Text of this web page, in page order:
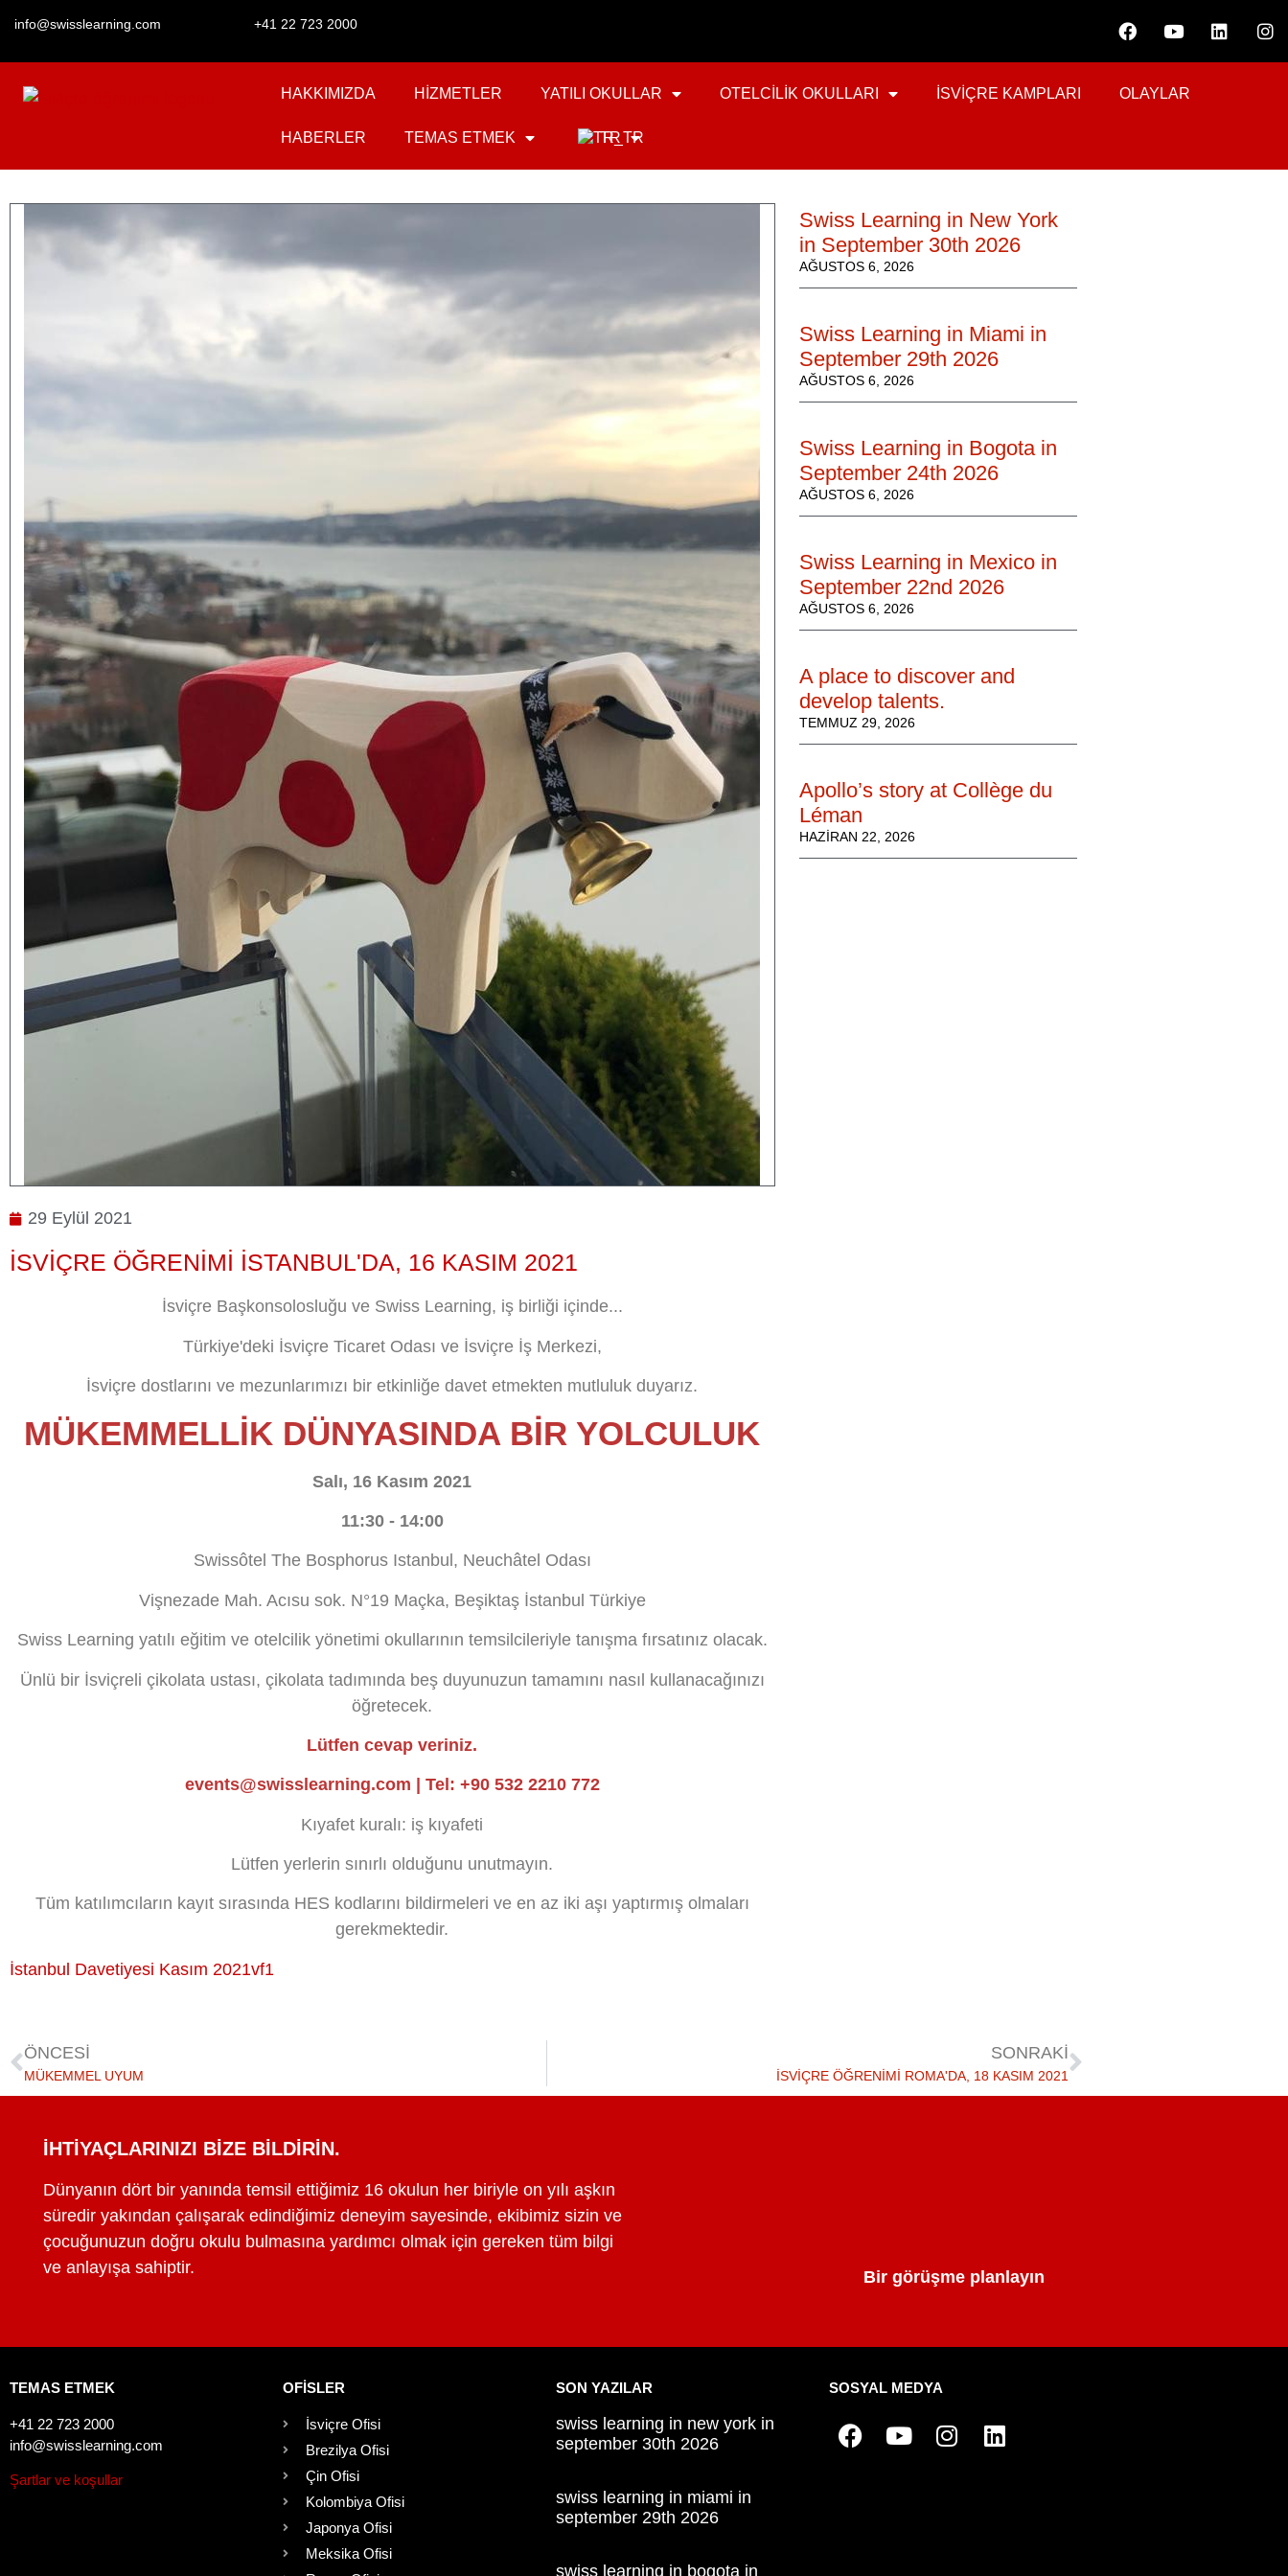
info@swisslearning.com +41 22 723 2000
HAKKIMIZDA HIZMETLER YATILI OKULLAR OTELCILIK OKULLARI İSVIÇRE KAMPLARI OLAYLAR
HABERLER TEMAS ETMEK TR
29 Eylül 2021
İSVIÇRE ÖĞRENIMI İSTANBUL'DA, 16 KASIM 2021
İsviçre Başkonsolosluğu ve Swiss Learning, iş birliği içinde...
Türkiye'deki İsviçre Ticaret Odası ve İsviçre İş Merkezi,
İsviçre dostlarını ve mezunlarımızı bir etkinliğe davet etmekten mutluluk duyarız.
MÜKEMMELLIK DÜNYASINDA BIR YOLCULUK
Salı, 16 Kasım 2021
11:30 - 14:00
Swissôtel The Bosphorus Istanbul, Neuchâtel Odası
Vişnezade Mah. Acısu sok. N°19 Maçka, Beşiktaş İstanbul Türkiye
Swiss Learning yatılı eğitim ve otelcilik yönetimi okullarının temsilcileriyle tanışma fırsatınız olacak.
Ünlü bir İsviçreli çikolata ustası, çikolata tadımında beş duyunuzun tamamını nasıl kullanacağınızı
öğretecek.
Lütfen cevap veriniz.
events@swisslearning.com | Tel: +90 532 2210 772
Kıyafet kuralı: iş kıyafeti
Lütfen yerlerin sınırlı olduğunu unutmayın.
Tüm katılımcıların kayıt sırasında HES kodlarını bildirmeleri ve en az iki aşı yaptırmış olmaları
gerekmektedir.
İstanbul Davetiyesi Kasım 2021vf1
Swiss Learning in New York
in September 30th 2026
AĞUSTOS 6, 2026
Swiss Learning in Miami in
September 29th 2026
AĞUSTOS 6, 2026
Swiss Learning in Bogota in
September 24th 2026
AĞUSTOS 6, 2026
Swiss Learning in Mexico in
September 22nd 2026
AĞUSTOS 6, 2026
A place to discover and
develop talents.
TEMMUZ 29, 2026
Apollo’s story at Collège du
Léman
HAZIRAN 22, 2026
ÖNCESI
MÜKEMMEL UYUM
SONRAKI
İSVIÇRE ÖĞRENIMI ROMA'DA, 18 KASIM 2021
İHTIYAÇLARINIZI BIZE BILDIRIN.
Dünyanın dört bir yanında temsil ettiğimiz 16 okulun her biriyle on yılı aşkın
süredir yakından çalışarak edindiğimiz deneyim sayesinde, ekibimiz sizin ve
çocuğunuzun doğru okulu bulmasına yardımcı olmak için gereken tüm bilgi
ve anlayışa sahiptir.
Bir görüşme planlayın
TEMAS ETMEK
+41 22 723 2000
info@swisslearning.com
Şartlar ve koşullar
OFISLER
İsviçre Ofisi
Brezilya Ofisi
Çin Ofisi
Kolombiya Ofisi
Japonya Ofisi
Meksika Ofisi
SON YAZILAR
swiss learning in new york in
september 30th 2026
swiss learning in miami in
september 29th 2026
swiss learning in bogota in
SOSYAL MEDYA